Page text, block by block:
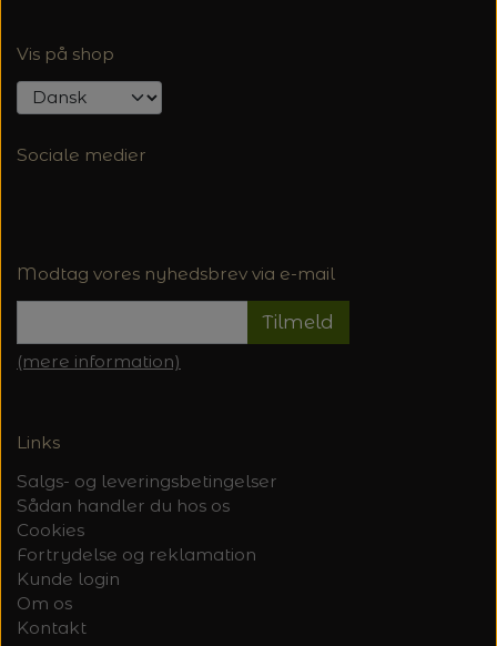
Vis på shop
Sociale medier
Modtag vores nyhedsbrev via e-mail
Tilmeld
(mere information)
Links
Salgs- og leveringsbetingelser
Sådan handler du hos os
Cookies
Fortrydelse og reklamation
Kunde login
Om os
Kontakt